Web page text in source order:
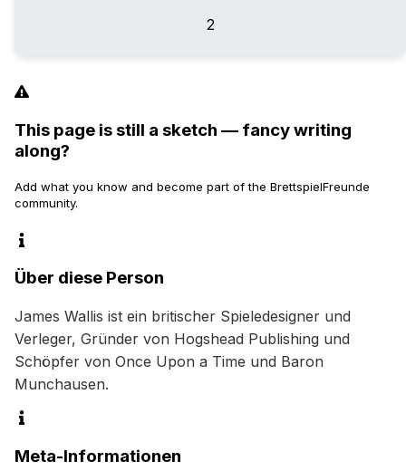
2
This page is still a sketch — fancy writing
along?
Add what you know and become part of the BrettspielFreunde
community.
Über diese Person
James Wallis ist ein britischer Spieledesigner und
Verleger, Gründer von Hogshead Publishing und
Schöpfer von Once Upon a Time und Baron
Munchausen.
Meta-Informationen